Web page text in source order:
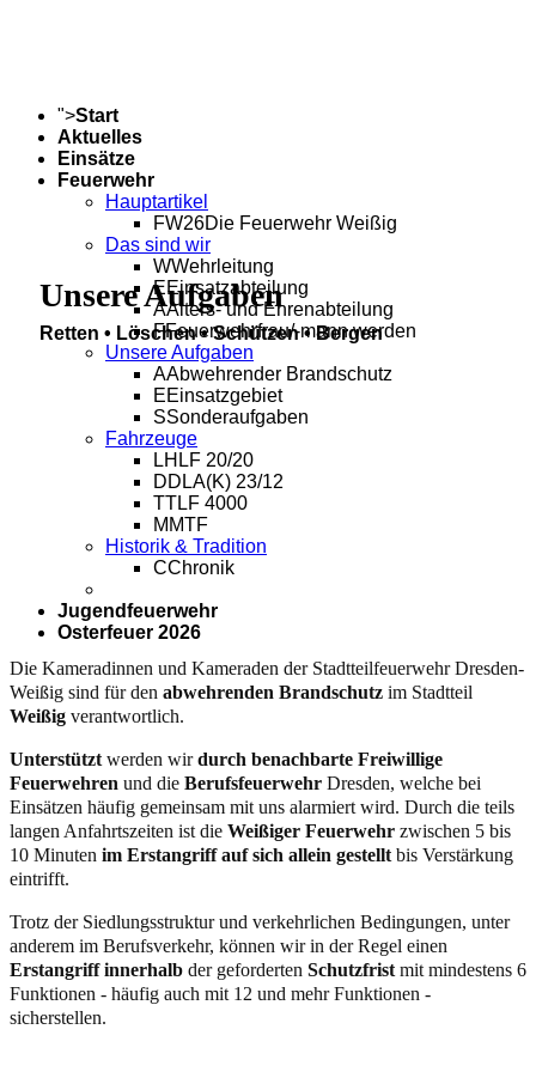
">Start
Aktuelles
Einsätze
Feuerwehr
Hauptartikel
FW26Die Feuerwehr Weißig
Das sind wir
WWehrleitung
EEinsatzabteilung
AAlters- und Ehrenabteilung
FFeuerwehrfrau/-mann werden
Unsere Aufgaben
AAbwehrender Brandschutz
EEinsatzgebiet
SSonderaufgaben
Fahrzeuge
LHLF 20/20
DDLA(K) 23/12
TTLF 4000
M MTF
Historik & Tradition
Jugendfeuerwehr
Osterfeuer 2026
Unsere Aufgaben
Retten • Löschen • Schützen • Bergen
Die Kameradinnen und Kameraden der Stadtteilfeuerwehr
Dresden-Weißig sind für denabwehrenden Brandschutz
StadtteilWeißigverantwortlich.
Unterstütztwerden wirdurch benachbarte Freiwillige
Feuerwehrenund dieBerufsfeuerwehrDresden, welche bei
Einsätzen häufig gemeinsam mit uns alarmiert wird. Durch die
teils langen Anfahrtszeiten ist dieWeißiger Feuerwehr
zwischen 5 bis 10 Minutenim Erstangriff auf sich allein
gestellt
Trotz der Siedlungsstruktur und verkehrlichen Bedingungen,
unter anderem im Berufsverkehr, können wir in der Regel einen
Erstangriffinnerhalbder gefordertenSchutzfristmit
mindestens 6 Funktionen - häufig auch mit 12 und mehr
Funktionen - sicherstellen.